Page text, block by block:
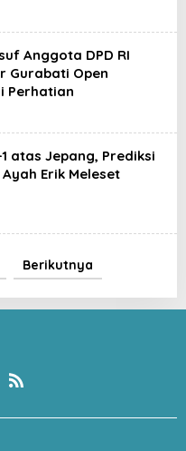
Anggota DPD RI
Gurabati Open
Perhatian
atas Jepang, Prediksi
Erik Meleset
Berikutnya